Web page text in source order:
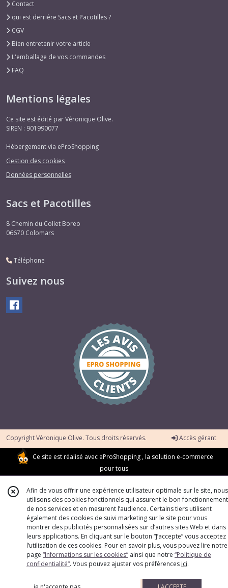
Contact
qui est derrière Sacs et Pacotilles ?
CGV
Bien entretenir votre article
L'emballage de vos commandes
FAQ
Mentions légales
Ce site est édité par Véronique Olive.
SIREN : 901990077
Hébergement via eProShopping
Gestion des cookies
Données personnelles
Sacs et Pacotilles
8 Chemin du Collet Boreo
06670 Colomars
Téléphone
Suivez nous
Copyright Véronique Olive. Tous droits réservés. Accès gérant
Ce site est réalisé avec eProShopping , la solution e-commerce
pour tous
Afin de vous offrir une expérience utilisateur optimale sur le site, nous
utilisons des cookies fonctionnels qui assurent le bon fonctionnement
de nos services et en mesurent l’audience. Certains tiers utilisent
également des cookies de suivi marketing sur le site pour vous
montrer des publicités personnalisées sur d’autres sites Web et dans
leurs applications. En cliquant sur le bouton “J’accepte” vous acceptez
l’utilisation de ces cookies. Pour en savoir plus, vous pouvez lire notre
page “Informations sur les cookies” ainsi que notre “Politique de
confidentialité“. Vous pouvez ajuster vos préférences ici.